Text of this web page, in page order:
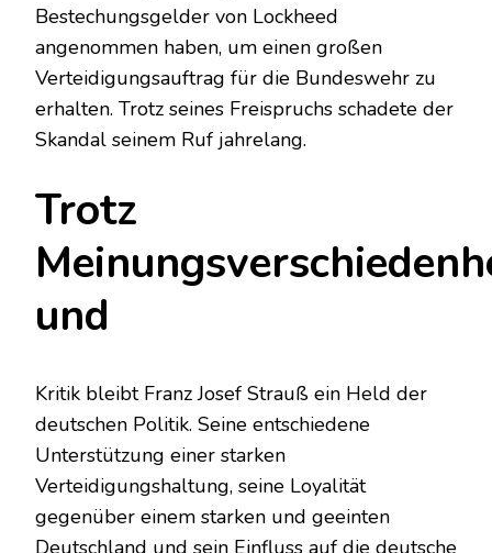
Bestechungsgelder von Lockheed
angenommen haben, um einen großen
Verteidigungsauftrag für die Bundeswehr zu
erhalten. Trotz seines Freispruchs schadete der
Skandal seinem Ruf jahrelang.
Trotz
und
Kritik bleibt Franz Josef Strauß ein Held der
deutschen Politik. Seine entschiedene
Unterstützung einer starken
Verteidigungshaltung, seine Loyalität
gegenüber einem starken und geeinten
Deutschland und sein Einfluss auf die deutsche